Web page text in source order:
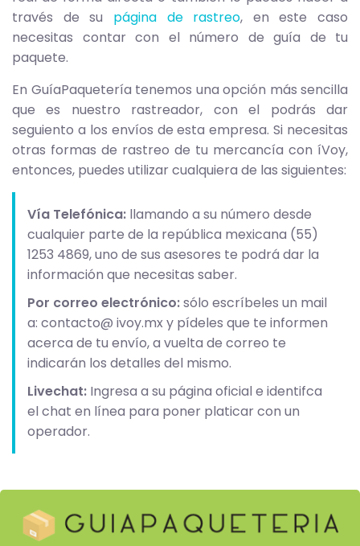
través de su página de rastreo, en este caso
necesitas contar con el número de guía de tu
paquete.
En GuíaPaquetería tenemos una opción más sencilla
que es nuestro rastreador, con el podrás dar
seguiento a los envíos de esta empresa. Si necesitas
otras formas de rastreo de tu mercancía con íVoy,
entonces, puedes utilizar cualquiera de las siguientes:
Vía Telefónica: llamando a su número desde
cualquier parte de la república mexicana (55)
1253 4869, uno de sus asesores te podrá dar la
información que necesitas saber.
Por correo electrónico:sólo escríbeles un mail
a: contacto@ ivoy.mx y pídeles que te informen
acerca de tu envío, a vuelta de correo te
indicarán los detalles del mismo.
Livechat: Ingresa a su página oficial e identifca
el chat en línea para poner platicar con un
operador.